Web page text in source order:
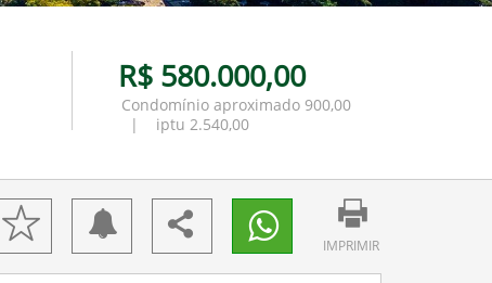
R$ 580.000,00
Condomínio aproximado 900,00
| iptu 2.540,00
IMPRIMIR